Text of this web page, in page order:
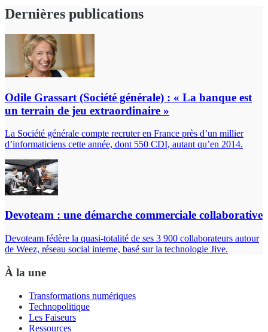
Dernières publications
Odile Grassart (Société générale) : « La banque est
un terrain de jeu extraordinaire »
La Société générale compte recruter en France près d’un millier
d’informaticiens cette année, dont 550 CDI, autant qu’en 2014.
Devoteam : une démarche commerciale collaborative
Devoteam fédère la quasi-totalité de ses 3 900 collaborateurs autour
de Weez, réseau social interne, basé sur la technologie Jive.
À la une
Transformations numériques
Technopolitique
Les Faiseurs
Ressources